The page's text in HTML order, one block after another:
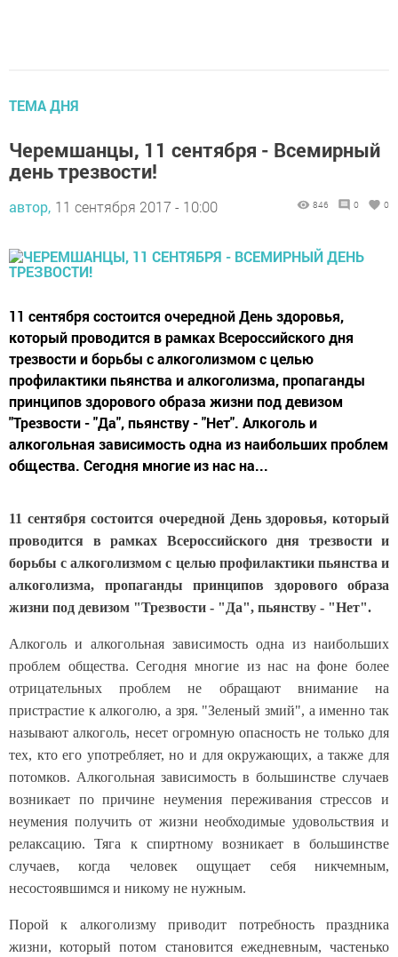
ТЕМА ДНЯ
Черемшанцы, 11 сентября - Всемирный
день трезвости!
автор, 11 сентября 2017 - 10:00 846 0 0
11 сентября состоится очередной День здоровья,
который проводится в рамках Всероссийского дня
трезвости и борьбы с алкоголизмом с целью
профилактики пьянства и алкоголизма, пропаганды
принципов здорового образа жизни под девизом
"Трезвости - "Да", пьянству - "Нет". Алкоголь и
алкогольная зависимость одна из наибольших проблем
общества. Сегодня многие из нас на...
11 сентября состоится очередной День здоровья, который
проводится в рамках Всероссийского дня трезвости и
борьбы с алкоголизмом с целью профилактики пьянства и
алкоголизма, пропаганды принципов здорового образа
жизни под девизом "Трезвости - "Да", пьянству - "Нет".
Алкоголь и алкогольная зависимость одна из наибольших
проблем общества. Сегодня многие из нас на фоне более
отрицательных проблем не обращают внимание на
пристрастие к алкоголю, а зря. "Зеленый змий", а именно так
называют алкоголь, несет огромную опасность не только для
тех, кто его употребляет, но и для окружающих, а также для
потомков. Алкогольная зависимость в большинстве случаев
возникает по причине неумения переживания стрессов и
неумения получить от жизни необходимые удовольствия и
релаксацию. Тяга к спиртному возникает в большинстве
случаев, когда человек ощущает себя никчемным,
несостоявшимся и никому не нужным.
Порой к алкоголизму приводит потребность праздника
жизни, который потом становится ежедневным, частенько